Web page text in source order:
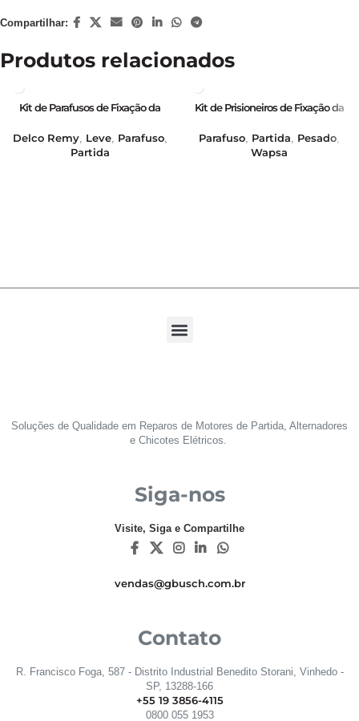
Compartilhar:
Produtos relacionados
Kit de Parafusos de Fixação da
GB21010
Delco Remy, Leve, Parafuso,
Partida
Kit de Prisioneiros de Fixação da
GB21005
Parafuso, Partida, Pesado,
Wapsa
Soluções de Qualidade em Reparos de Motores de Partida, Alternadores
e Chicotes Elétricos.
Siga-nos
Visite, Siga e Compartilhe
vendas@gbusch.com.br
Contato
R. Francisco Foga, 587 - Distrito Industrial Benedito Storani, Vinhedo -
SP, 13288-166
+55 19 3856-4115
0800 055 1953